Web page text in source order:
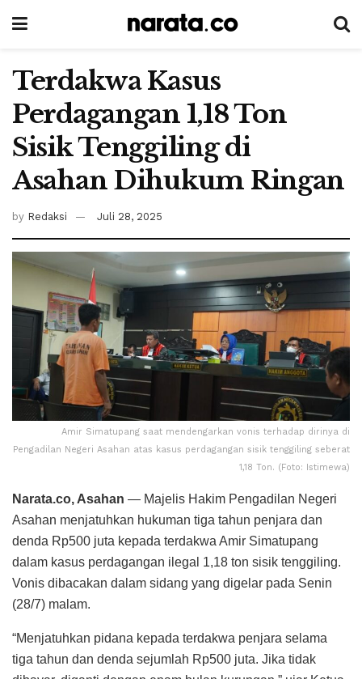
Terdakwa Kasus
Perdagangan 1,18 Ton
Sisik Tenggiling di
Asahan Dihukum Ringan
by Redaksi Juli 28, 2025
Amir Simatupang saat mendengarkan vonis terhadap dirinya di
Pengadilan Negeri Asahan atas kasus perdagangan sisik tenggiling seberat
1,18 Ton. (Foto: Istimewa)
Narata.co, Asahan — Majelis Hakim Pengadilan Negeri
Asahan menjatuhkan hukuman tiga tahun penjara dan
denda Rp500 juta kepada terdakwa Amir Simatupang
dalam kasus perdagangan ilegal 1,18 ton sisik tenggiling.
Vonis dibacakan dalam sidang yang digelar pada Senin
(28/7) malam.
“Menjatuhkan pidana kepada terdakwa penjara selama
tiga tahun dan denda sejumlah Rp500 juta. Jika tidak